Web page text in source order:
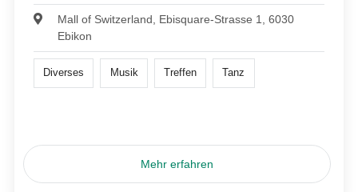
Mall of Switzerland, Ebisquare-Strasse 1, 6030
Ebikon
Diverses Musik Treffen Tanz
Mehr erfahren